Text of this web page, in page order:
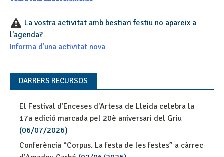
La vostra activitat amb bestiari festiu no apareix a
l'agenda?
Informa d'una activitat nova
DARRERS RECURSOS
El Festival d'Enceses d'Artesa de Lleida celebra la
17a edició marcada pel 20è aniversari del Griu
(06/07/2026)
Conferència “Corpus. La festa de les festes” a càrrec